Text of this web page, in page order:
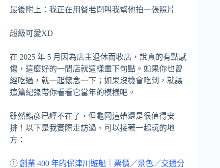
最後附上：我正在用餐老闆叫我幫他拍一張照片
超級可愛XD
在 2025 年 5 月因為店主退休而收店，說真的有點感
傷，這麼好的一間店就這樣畫下句點。如果你也曾
經吃過，就一起懷念一下；如果沒機會吃到，就讓
這篇紀錄帶你看看它當年的模樣吧。
雖然鮨彦已經不在了，但龜岡這帶還是很值得安
排！以下是我實際走訪過、可以接著一起玩的地
方：
① 創業 400 年的保津川遊船｜票價／景色／交通分